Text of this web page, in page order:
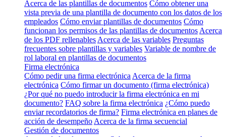
Acerca de las plantillas de documentos Cómo obtener una
vista previa de una plantilla de documento con los datos de los
empleados Cómo enviar plantillas de documentos Cómo
funcionan los permisos de las plantillas de documentos Acerca
de los PDF rellenables Acerca de las variables Preguntas
frecuentes sobre plantillas y variables Variable de nombre de
rol laboral en plantillas de documentos
Firma electrónica
Cómo pedir una firma electrónica Acerca de la firma
electrónica Cómo firmar un documento (firma electrónica)
¿Por qué no puedo introducir la firma electrónica en mi
documento? FAQ sobre la firma electrónica ¿Cómo puedo
enviar recordatorios de firma? Firma electrónica en planes de
acción de desempeño Acerca de la firma secuencial
Gestión de documentos